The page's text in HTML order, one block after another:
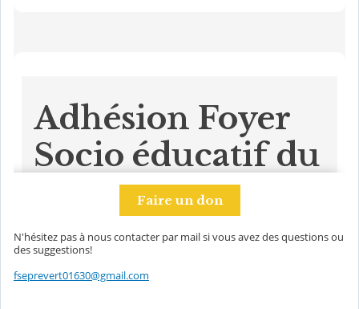
N'hésitez pas à nous contacter par mail si vous avez des questions ou
des suggestions!
fseprevert01630@gmail.com